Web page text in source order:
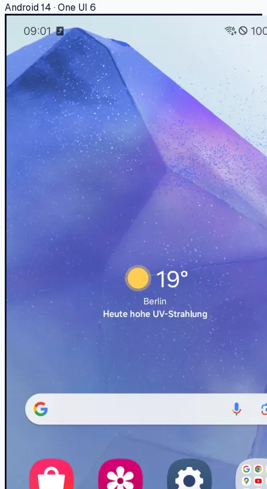
Android 14 · One UI 6